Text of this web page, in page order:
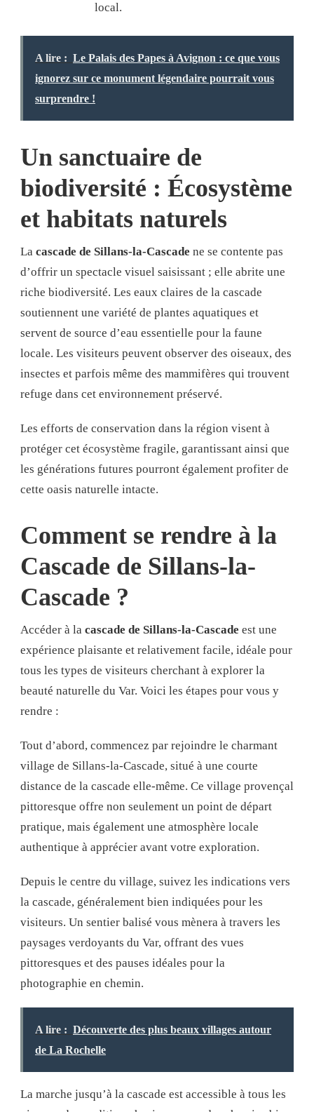
local.
A lire : Le Palais des Papes à Avignon : ce que vous
ignorez sur ce monument légendaire pourrait vous
surprendre !
Un sanctuaire de
biodiversité : Écosystème
et habitats naturels
La cascade de Sillans-la-Cascade ne se contente pas
d’offrir un spectacle visuel saisissant ; elle abrite une
riche biodiversité. Les eaux claires de la cascade
soutiennent une variété de plantes aquatiques et
servent de source d’eau essentielle pour la faune
locale. Les visiteurs peuvent observer des oiseaux, des
insectes et parfois même des mammifères qui trouvent
refuge dans cet environnement préservé.
Les efforts de conservation dans la région visent à
protéger cet écosystème fragile, garantissant ainsi que
les générations futures pourront également profiter de
cette oasis naturelle intacte.
Comment se rendre à la
Cascade de Sillans-la-
Cascade ?
Accéder à la cascade de Sillans-la-Cascade est une
expérience plaisante et relativement facile, idéale pour
tous les types de visiteurs cherchant à explorer la
beauté naturelle du Var. Voici les étapes pour vous y
rendre :
Tout d’abord, commencez par rejoindre le charmant
village de Sillans-la-Cascade, situé à une courte
distance de la cascade elle-même. Ce village provençal
pittoresque offre non seulement un point de départ
pratique, mais également une atmosphère locale
authentique à apprécier avant votre exploration.
Depuis le centre du village, suivez les indications vers
la cascade, généralement bien indiquées pour les
visiteurs. Un sentier balisé vous mènera à travers les
paysages verdoyants du Var, offrant des vues
pittoresques et des pauses idéales pour la
photographie en chemin.
A lire : Découverte des plus beaux villages autour
de La Rochelle
La marche jusqu’à la cascade est accessible à tous les